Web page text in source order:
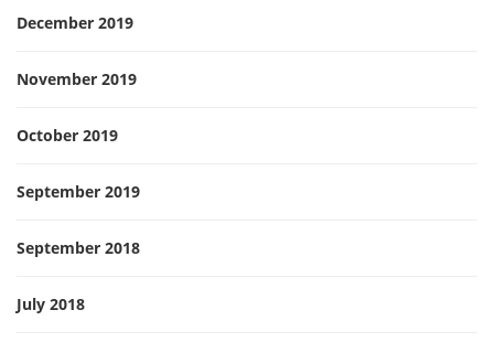
December 2019
November 2019
October 2019
September 2019
September 2018
July 2018